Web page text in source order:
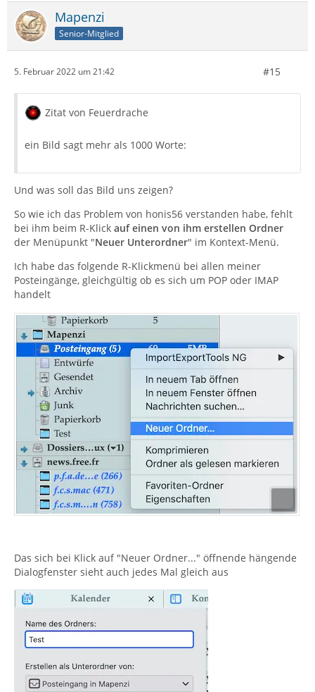
Mapenzi
Senior-Mitglied
5. Februar 2022 um 21:42 #15
Zitat von Feuerdrache
ein Bild sagt mehr als 1000 Worte:
Und was soll das Bild uns zeigen?
So wie ich das Problem von honis56 verstanden habe, fehlt
bei ihm beim R-Klick auf einen von ihm erstellen Ordner
der Menüpunkt "Neuer Unterordner" im Kontext-Menü.
Ich habe das folgende R-Klickmenü bei allen meiner
Posteingänge, gleichgültig ob es sich um POP oder IMAP
handelt
Das sich bei Klick auf "Neuer Ordner..." öffnende hängende
Dialogfenster sieht auch jedes Mal gleich aus